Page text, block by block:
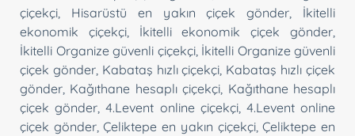
çiçekçi
Hisarüstü en yakın çiçek gönder
İkitelli
ekonomik çiçekçi, İkitelli ekonomik çiçek gönder
İkitelli Organize güvenli çiçekçi, İkitelli Organize güvenli
çiçek gönder, Kabataş hızlı çiçekçi Kabataş hızlı çiçek
gönder Kağıthane hesaplı çiçekçi Kağıthane hesaplı
çiçek gönder ,4.Levent online çiçekçi, 4.Levent online
çiçek gönder,Çeliktepe en yakın çiçekçi,Çeliktepe en